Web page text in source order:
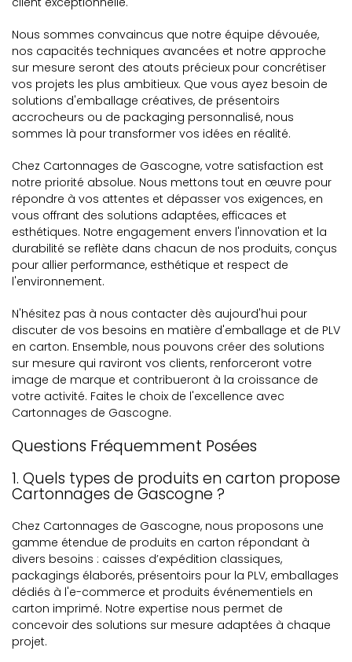
Nous sommes convaincus que notre équipe dévouée,
nos capacités techniques avancées et notre approche
sur mesure seront des atouts précieux pour concrétiser
vos projets les plus ambitieux. Que vous ayez besoin de
solutions d'emballage créatives, de présentoirs
accrocheurs ou de packaging personnalisé, nous
sommes là pour transformer vos idées en réalité.
Chez Cartonnages de Gascogne, votre satisfaction est
notre priorité absolue. Nous mettons tout en œuvre pour
répondre à vos attentes et dépasser vos exigences, en
vous offrant des solutions adaptées, efficaces et
esthétiques. Notre engagement envers l'innovation et la
durabilité se reflète dans chacun de nos produits, conçus
pour allier performance, esthétique et respect de
l'environnement.
N'hésitez pas à nous contacter dès aujourd'hui pour
discuter de vos besoins en matière d'emballage et de PLV
en carton. Ensemble, nous pouvons créer des solutions
sur mesure qui raviront vos clients, renforceront votre
image de marque et contribueront à la croissance de
votre activité. Faites le choix de l'excellence avec
Cartonnages de Gascogne.
Questions Fréquemment Posées
1. Quels types de produits en carton propose
Cartonnages de Gascogne ?
Chez Cartonnages de Gascogne, nous proposons une
gamme étendue de produits en carton répondant à
divers besoins : caisses d’expédition classiques,
packagings élaborés, présentoirs pour la PLV, emballages
dédiés à l'e-commerce et produits événementiels en
carton imprimé. Notre expertise nous permet de
concevoir des solutions sur mesure adaptées à chaque
projet.